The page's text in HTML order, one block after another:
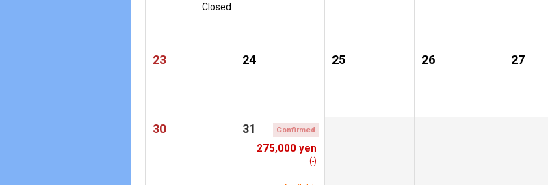
Closed
23 24 25 26 27
30 31 Confirmed
275,000 yen
(-)